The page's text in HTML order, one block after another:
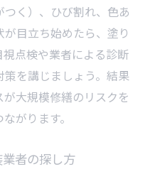
く）、ひび割れ、色あ
目立ち始めたら、塗り
点検や業者による診断
を講じましょう。結果
大規模修繕のリスクを
がります。
者の探し方